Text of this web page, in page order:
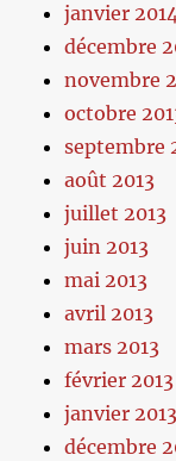
janvier
décembre
novembre
octobre
septembre
août 2013
juillet 2013
juin 2013
mai 2013
avril 2013
mars 2013
février 2013
janvier 2013
décembre